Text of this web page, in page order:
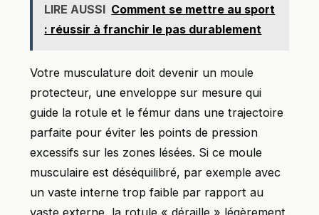
LIRE AUSSI Comment se mettre au sport
: réussir à franchir le pas durablement
Votre musculature doit devenir un moule
protecteur, une enveloppe sur mesure qui
guide la rotule et le fémur dans une trajectoire
parfaite pour éviter les points de pression
excessifs sur les zones lésées. Si ce moule
musculaire est déséquilibré, par exemple avec
un vaste interne trop faible par rapport au
vaste externe, la rotule « déraille » légèrement